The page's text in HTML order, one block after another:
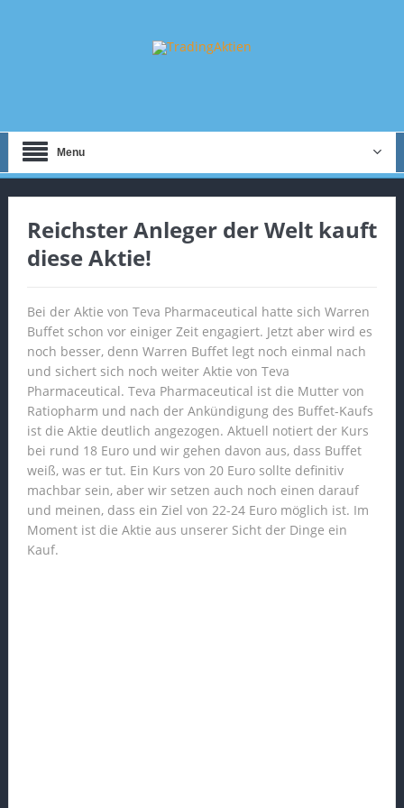
Menu
Reichster Anleger der Welt kauft
diese Aktie!
Bei der Aktie von Teva Pharmaceutical hatte sich Warren
Buffet schon vor einiger Zeit engagiert. Jetzt aber wird es
noch besser, denn Warren Buffet legt noch einmal nach
und sichert sich noch weiter Aktie von Teva
Pharmaceutical. Teva Pharmaceutical ist die Mutter von
Ratiopharm und nach der Ankündigung des Buffet-Kaufs
ist die Aktie deutlich angezogen. Aktuell notiert der Kurs
bei rund 18 Euro und wir gehen davon aus, dass Buffet
weiß, was er tut. Ein Kurs von 20 Euro sollte definitiv
machbar sein, aber wir setzen auch noch einen darauf
und meinen, dass ein Ziel von 22-24 Euro möglich ist. Im
Moment ist die Aktie aus unserer Sicht der Dinge ein
Kauf.